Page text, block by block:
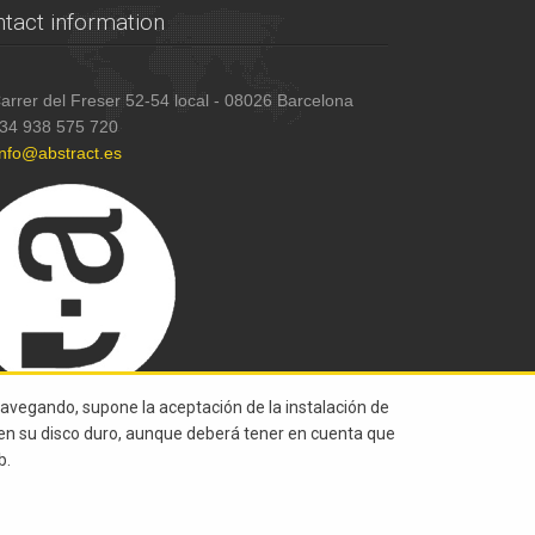
information
del Freser 52-54 local - 08026 Barcelona
938 575 720
supone la aceptación de la instalación de
su disco duro, aunque deberá tener en cuenta que